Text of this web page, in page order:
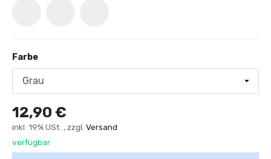
Farbe
12,90 €
inkl. 19% USt. , zzgl. Versand
verfügbar